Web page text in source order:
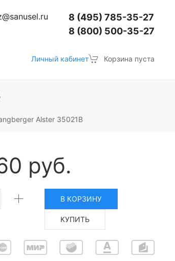
8 (495) 785-35-27
8 (800) 500-35-27
Личный кабинет Корзина пуста
Alster 35021B
руб.
В КОРЗИНУ
КУПИТЬ